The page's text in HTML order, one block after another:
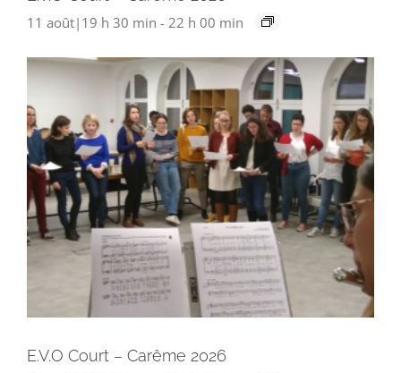
11 août|19 h 30 min - 22 h 00 min
E.V.O Court – Carême 2026